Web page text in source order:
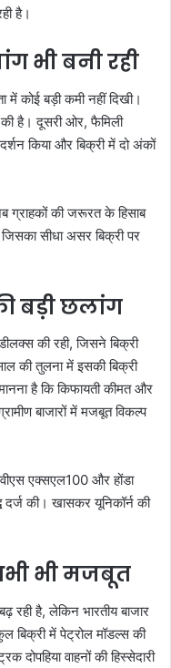
है।
भी बनी रही
में कोई बड़ी कमी नहीं दिखी।
की है। दूसरी ओर, फैमिली
किया और बिक्री में दो अंकों
ग्राहकों की जरूरत के हिसाब
सीधा असर बिक्री पर
बड़ी छलांग
की रही, जिसने बिक्री
की तुलना में इसकी बिक्री
है कि किफायती कीमत और
बाजारों में मजबूत विकल्प
एक्सएल100 और होंडा
दर्ज की। खासकर यूनिकॉर्न की
भी मजबूत
रही है, लेकिन भारतीय बाजार
बिक्री में पेट्रोल मॉडल्स की
दोपहिया वाहनों की हिस्सेदारी